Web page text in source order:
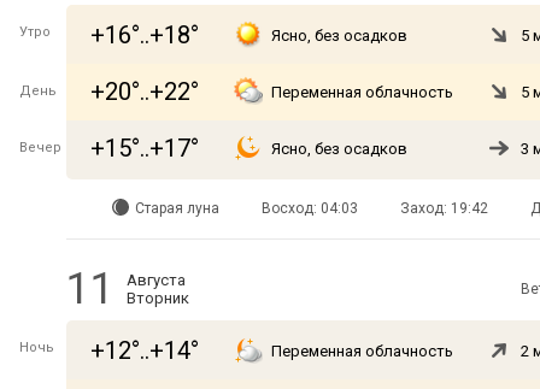
Утро +16°..+18° Ясно, без осадков 5
День +20°..+22° Переменная облачность 5
Вечер +15°..+17° Ясно, без осадков 3
Старая луна Восход: 04:03 Заход: 19:42
11
Августа
Вторник
Ночь +12°..+14° Переменная облачность 2